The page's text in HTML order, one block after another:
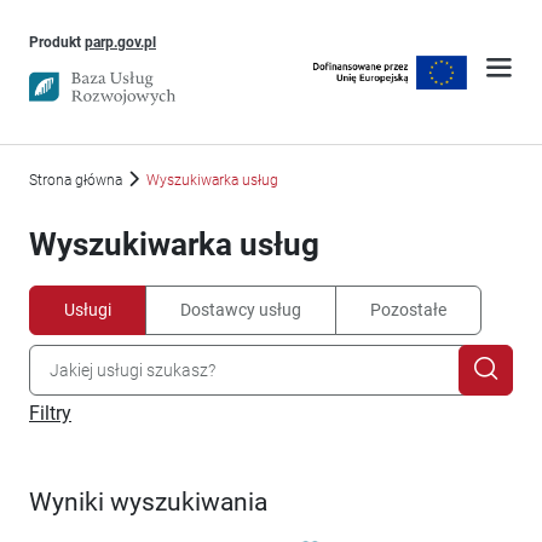
Produkt parp.gov.plUwaga, link otworzy się w nowym oknie
Strona główna Wyszukiwarka usług
Wyszukiwarka usług
Usługi Dostawcy usług Pozostałe
Filtry
Wyniki wyszukiwania